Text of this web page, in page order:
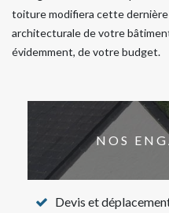
toiture modifiera cette
architecturale de votre
évidemment, de votre budget.
NOS
Devis et